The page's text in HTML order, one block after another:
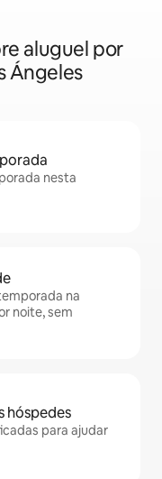
aluguel por
Ángeles
nesta
na
noite, sem
hóspedes
para ajudar